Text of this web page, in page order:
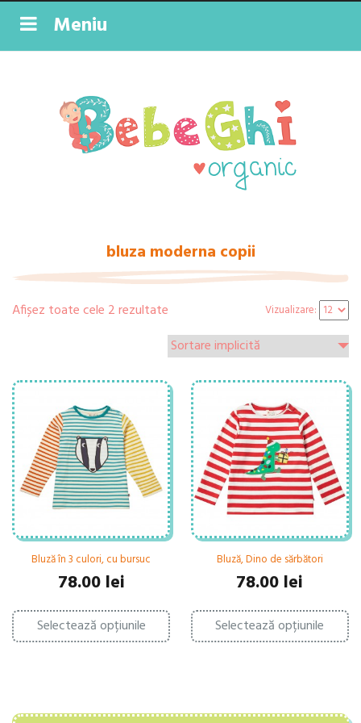
Meniu
bluza moderna copii
Afișez toate cele 2 rezultate Vizualizare:
Bluză în 3 culori, cu bursuc
78.00 lei
Selectează opțiunile
Acest
produs
are
pot
Bluză, Dino de sărbători
78.00 lei
Selectează opțiunile